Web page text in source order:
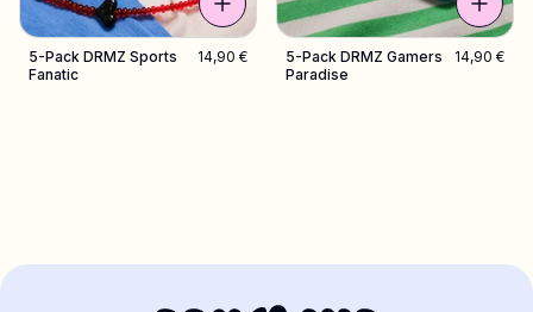
5-Pack DRMZ Sports
Fanatic
14,90 €
5-Pack DRMZ Gamers
Paradise
14,90 €